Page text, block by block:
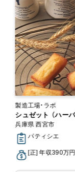
製造工場・ラボ
シュゼット （ハー
兵庫県 西宮市
パティシエ
[正] 年収390万